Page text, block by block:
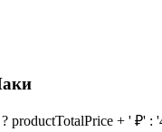
productTotalPrice + ' ₽' :